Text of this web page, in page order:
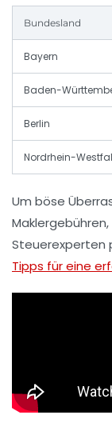
Bundesland
Bayern
Baden-
Berlin
Nordrhein-
Um böse
Steuerexperten
Tipps für eine